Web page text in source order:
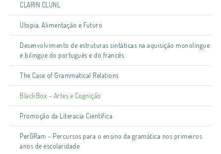
CLARIN CLUNL
Utopia, Alimentação e Futuro
Desenvolvimento de estruturas sintáticas na aquisição monolingue
e bilingue do português e do francês
The Case of Grammatical Relations
BlackBox – Artes e Cognição
Promoção da Literacia Científica
PerGRam – Percursos para o ensino da gramática nos primeiros
anos de escolaridade